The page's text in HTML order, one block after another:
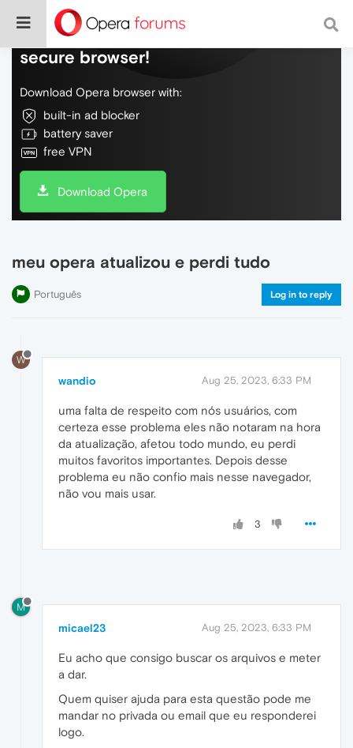
Do more on the web, with a fast and
secure browser!
Download Opera browser with:
built-in ad blocker
battery saver
free VPN
Download Opera
meu opera atualizou e perdi tudo
Português Log in to reply
W
wandio Aug 25, 2023, 6:33 PM
uma falta de respeito com nós usuários, com
certeza esse problema eles não notaram na hora
da atualização, afetou todo mundo, eu perdi
muitos favoritos importantes. Depois desse
problema eu não confio mais nesse navegador,
não vou mais usar.
3
M
micael23 Aug 25, 2023, 6:33 PM
Eu acho que consigo buscar os arquivos e meter
a dar.
Quem quiser ajuda para esta questão pode me
mandar no privada ou email que eu responderei
logo.